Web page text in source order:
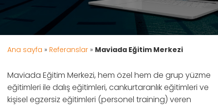
Ana sayfa » Referanslar » Maviada Eğitim Merkezi
Maviada Eğitim Merkezi, hem özel hem de grup yüzme
eğitimleri ile dalış eğitimleri, cankurtaranlık eğitimleri ve
kişisel egzersiz eğitimleri (personel training) veren